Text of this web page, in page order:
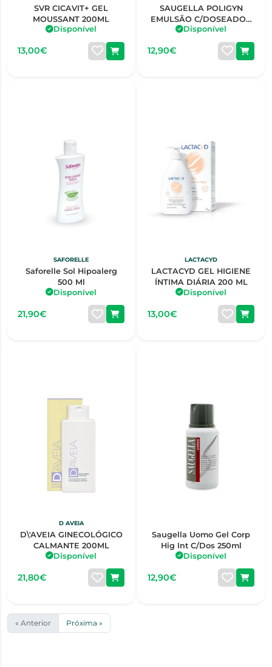
SVR CICAVIT+ GEL
MOUSSANT 200ML
Disponível
13,00€
SAUGELLA POLIGYN
EMULSÃO C/DOSEADOR
250ML
Disponível
12,90€
SAFORELLE
Saforelle Sol Hipoalerg
500 Ml
Disponível
21,90€
LACTACYD
LACTACYD GEL HIGIENE
ÍNTIMA DIÁRIA 200 ML
Disponível
13,00€
D AVEIA
D\'AVEIA GINECOLÓGICO
CALMANTE 200ML
Disponível
21,80€
Saugella Uomo Gel Corp
Hig Int C/Dos 250ml
Disponível
12,90€
« Anterior Próxima »